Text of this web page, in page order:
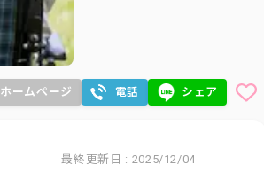
ホームページ 電話 シェア
最終更新日 : 2025/12/04